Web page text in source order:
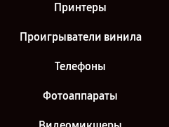
Принтеры
Проигрыватели винила
Телефоны
Фотоаппараты